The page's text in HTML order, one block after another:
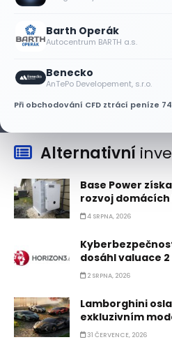
Barth Operák
Autocentrum BARTH a.s.
Benecko
AnTePo Developement, s.r.o.
Při obchodování CFD ztrácí peníze
Akcie SK Hynix
na plán výplaty
Alternativní
Base Power
rozvoj
4 SRPNA, 2026
dosáhl valuace
2 SRPNA, 2026
Lamborghini
exkluzivním
31 ČERVENCE, 2026